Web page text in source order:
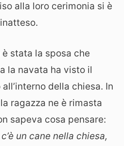
alla loro cerimonia si è
stata la sposa che
la navata ha visto il
della chiesa. In
ragazza ne è rimasta
sapeva cosa pensare:
un cane nella chiesa,